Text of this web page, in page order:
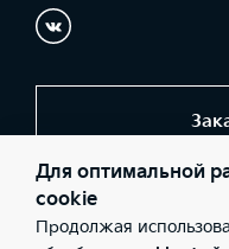
(Фактический адрес:
Для оптимальной
cookie
Продолжая